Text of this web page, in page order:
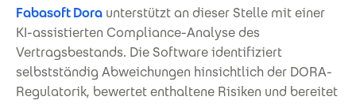
Fabasoft Dora unterstützt an dieser Stelle mit einer
KI-assistierten Compliance-Analyse des
Vertragsbestands. Die Software identifiziert
selbstständig Abweichungen hinsichtlich der DORA-
Regulatorik, bewertet enthaltene Risiken und bereitet